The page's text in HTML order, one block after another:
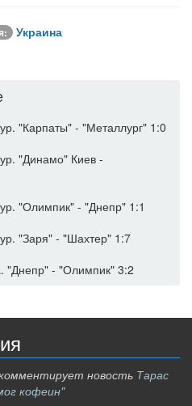
Украина
"Карпаты" - "Металлург" 1:0
"Динамо" Киев -
"Олимпик" - "Днепр" 1:1
"Заря" - "Шахтер" 1:7
"Днепр" - "Олимпик" 3:2
новость Тарас
кофеин"